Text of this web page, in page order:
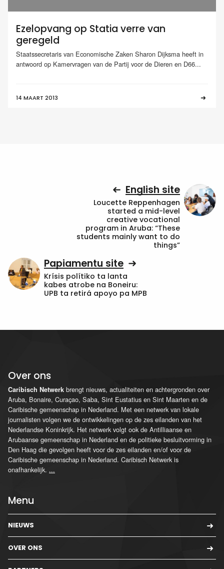
Ezelopvang op Statia verre van
geregeld
Staatssecretaris van Economische Zaken Sharon Dijksma heeft in
antwoord op Kamervragen van de Partij voor de Dieren en D66...
14 MAART 2013
English site
Loucette Reppenhagen
started a mid-level
creative vocational
program in Aruba: “These
students mainly want to do
things”
Papiamentu site
Krísis polítiko ta lanta
kabes atrobe na Boneiru:
UPB ta retirá apoyo pa MPB
Over ons
Caribisch Netwerk brengt nieuws, actualiteiten en achtergronden over
Aruba, Bonaire, Curaçao, Saba, Sint Eustatius en Sint Maarten en de
Caribische gemeenschap in Nederland. Met een netwerk van lokale
journalisten volgen we de ontwikkelingen op de zes eilanden van het
Nederlandse Koninkrijk. Het netwerk volgt ook de Antilliaanse en
Arubaanse gemeenschap in Nederland en de politieke besluitvorming in
Den Haag die gevolgen heeft voor de zes eilanden en/of voor de
Caribische gemeenschap in Nederland. Caribisch Netwerk is
onafhankelijk. ...
Menu
NIEUWS
OVER ONS